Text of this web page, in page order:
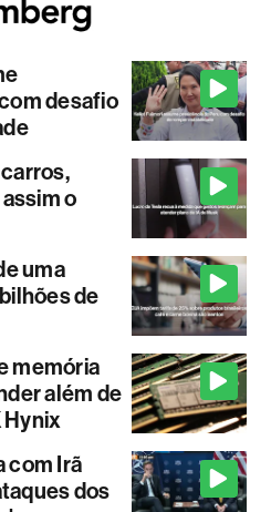
desafio
o
uma
de
memória
além de
Hynix
com Irã
dos